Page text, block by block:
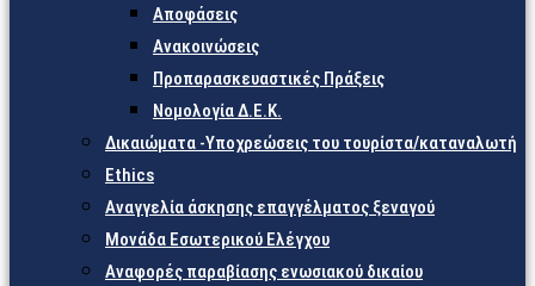
Αποφάσεις
Ανακοινώσεις
Προπαρασκευαστικές Πράξεις
Νομολογία Δ.Ε.Κ.
Δικαιώματα -Υποχρεώσεις του τουρίστα/καταναλωτή
Ethics
Αναγγελία άσκησης επαγγέλματος ξεναγού
Μονάδα Εσωτερικού Ελέγχου
Αναφορές παραβίασης ενωσιακού δικαίου